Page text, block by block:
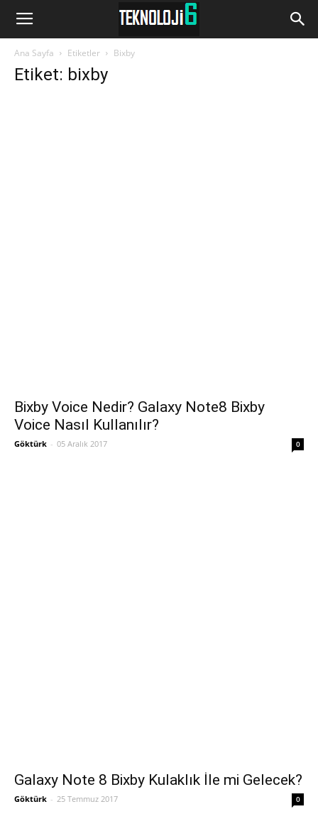
www.Teknoloji6.com
Ana Sayfa Etiketler Bixby
Etiket: bixby
Bixby Voice Nedir? Galaxy Note8 Bixby
Voice Nasıl Kullanılır?
Göktürk - 05 Aralık 2017 0
Galaxy Note 8 Bixby Kulaklık İle mi Gelecek?
Göktürk - 25 Temmuz 2017 0